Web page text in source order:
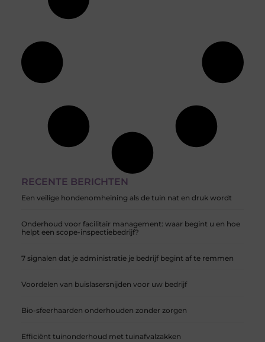
RECENTE BERICHTEN
Een veilige hondenomheining als de tuin nat en druk wordt
Onderhoud voor facilitair management: waar begint u en hoe
helpt een scope-inspectiebedrijf?
7 signalen dat je administratie je bedrijf begint af te remmen
Voordelen van buislasersnijden voor uw bedrijf
Bio-sfeerhaarden onderhouden zonder zorgen
Efficiënt tuinonderhoud met tuinafvalzakken